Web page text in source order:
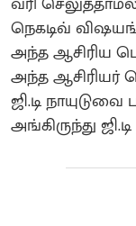
நெகடிவ்
அந்த ஆசிரிய
அந்த ஆசிரியர்
ஜி.டி
அங்கிருந்து